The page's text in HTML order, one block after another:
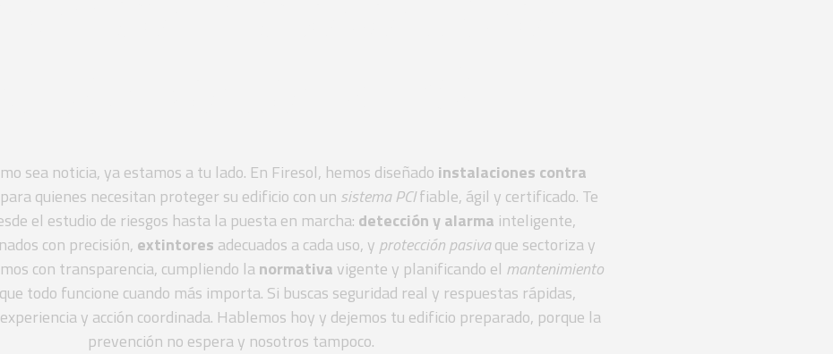
sea noticia, ya estamos a tu lado. En Firesol, hemos diseñado instalaciones contra
para quienes necesitan proteger su edificio con un sistema PCIfiable, ágil y certificado. Te
el estudio de riesgos hasta la puesta en marcha: detección y alarma inteligente,
con precisión, extintores adecuados a cada uso, y protección pasivaque sectoriza y
con transparencia, cumpliendo lanormativa vigente y planificando el mantenimiento
todo funcione cuando más importa. Si buscas seguridad real y respuestas rápidas,
y acción coordinada. Hablemos hoy y dejemos tu edificio preparado, porque la
prevención no espera y nosotros tampoco.